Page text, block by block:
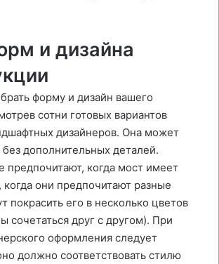
и дизайна
форму и дизайн вашего
сотни готовых вариантов
дизайнеров. Она может
дополнительных деталей.
предпочитают, когда мост имеет
они предпочитают разные
покрасить его в несколько цветов
сочетаться друг с другом). При
оформления следует
должно соответствовать стилю